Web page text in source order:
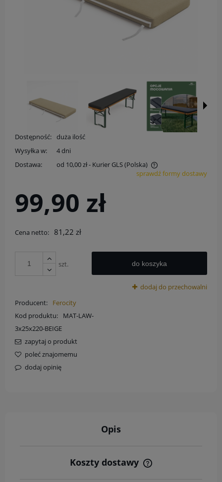
Dostępność: duża ilość
Wysyłka w:
4 dni
Dostawa:
od 10,00 zł- Kurier GLS(Polska)
Cena nie zawiera ewentualnych kosztów płatnościsprawdź formy dostawy
99,90 zł
Cena netto: 81,22 zł
szt. do koszyka
dodaj do przechowalni
Producent:
Ferocity
Kod produktu:
MAT-LAW-
3x25x220-BEIGE
zapytaj o produkt
poleć znajomemu
dodaj opinię
Opis
Koszty dostawy
Cena nie zawiera ewentualnych kosztów płatności